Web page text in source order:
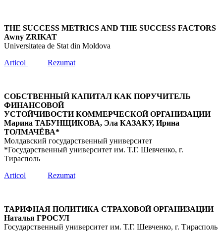
THE SUCCESS METRICS AND THE SUCCESS FACTORS
Awny ZRIKAT
Universitatea de Stat din Moldova
Articol
Rezumat
СОБСТВЕННЫЙ КАПИТАЛ КАК ПОРУЧИТЕЛЬ
ФИНАНСОВОЙ
УСТОЙЧИВОСТИ КОММЕРЧЕСКОЙ ОРГАНИЗАЦИИ
Марина ТАБУНЩИКОВА, Эла КАЗАКУ, Ирина
ТОЛМАЧЁВА*
Молдавский государственный университет
*Государственный университет им. Т.Г. Шевченко, г.
Тирасполь
Articol
Rezumat
ТАРИФНАЯ ПОЛИТИКА СТРАХОВОЙ ОРГАНИЗАЦИИ
Наталья ГРОСУЛ
Государственный университет им. Т.Г. Шевченко, г. Тирасполь